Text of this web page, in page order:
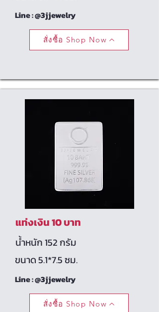
Line : @3jjewelry
สั่งซื้อ Shop Now
แท่งเงิน 10 บาท
น้ำหนัก 152 กรัม
ขนาด 5.1*7.5 ซม.
Line : @3jjewelry
สั่งซื้อ Shop Now